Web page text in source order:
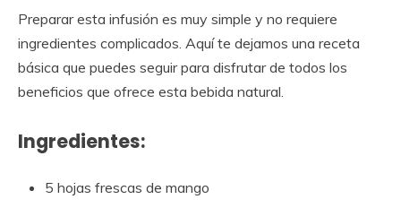
Preparar esta infusión es muy simple y no requiere
ingredientes complicados. Aquí te dejamos una receta
básica que puedes seguir para disfrutar de todos los
beneficios que ofrece esta bebida natural.
Ingredientes:
5 hojas frescas de mango